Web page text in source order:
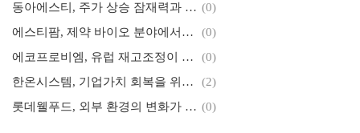
동아에스티, 주가 상승 잠재력과 시장 기대감 (0)
에스티팜, 제약 바이오 분야에서의 성장 가능성을 탐구하다
(0)
에코프로비엠, 유럽 재고조정이 가져온 실적 악화와 향후 회복 기대
(0)
한온시스템, 기업가치 회복을 위한 경영 정상화의 첫걸음
(2)
롯데웰푸드, 외부 환경의 변화가 미치는 영향과 향후 전망 (0)